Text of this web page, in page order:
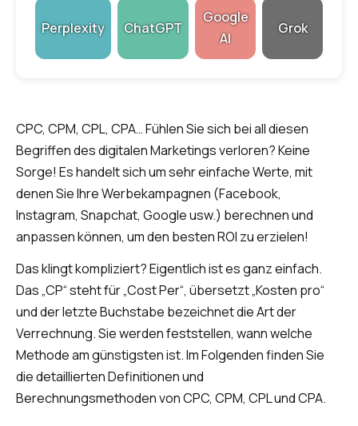
Perplexity ChatGPT
Google
AI
Grok
CPC, CPM, CPL, CPA… Fühlen Sie sich bei all diesen
Begriffen des digitalen Marketings verloren? Keine
Sorge! Es handelt sich um sehr einfache Werte, mit
denen Sie Ihre Werbekampagnen (Facebook,
Instagram, Snapchat, Google usw.) berechnen und
anpassen können, um den besten ROI zu erzielen!
Das klingt kompliziert? Eigentlich ist es ganz einfach.
Das „CP“ steht für „Cost Per“, übersetzt „Kosten pro“
und der letzte Buchstabe bezeichnet die Art der
Verrechnung. Sie werden feststellen, wann welche
Methode am günstigsten ist. Im Folgenden finden Sie
die detaillierten Definitionen und
Berechnungsmethoden von CPC, CPM, CPL und CPA.